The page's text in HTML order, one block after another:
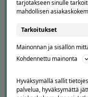
Asiakaspalvelu
Kuinka Offerilla
Suosittele
tarjotakseen sinulle
mahdollisen
Tarkoitukset
Mainonnan ja sisällön
Kohdennettu mainonta
Hyväksymällä sallit
palvelua, hyväksymättä